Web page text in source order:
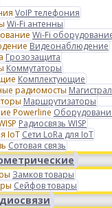
VoIP телефония
Wi-Fi антенны
Wi-Fi
Видеонаблюдение
Грозозащита
Коммутаторы
Комплектующие
Маршрутизаторы
Радиосвязь WISP
Сети LoRa для IoT
Сотовая связь
Замков товары
Сейфов товары